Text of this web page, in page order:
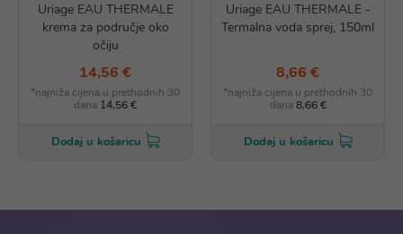
Uriage EAU THERMALE
krema za područje oko
očiju
14,56 €
*najniža cijena u prethodnih 30
dana 14,56 €
Dodaj u košaricu
Uriage EAU THERMALE -
Termalna voda sprej, 150ml
8,66 €
*najniža cijena u prethodnih 30
dana 8,66 €
Dodaj u košaricu